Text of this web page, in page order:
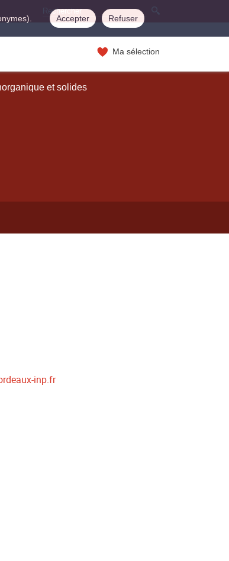
Accepter Refuser
Ma sélection
et solides
inp.fr